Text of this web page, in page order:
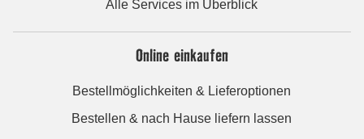
Alle Services im Überblick
Online einkaufen
Bestellmöglichkeiten & Lieferoptionen
Bestellen & nach Hause liefern lassen